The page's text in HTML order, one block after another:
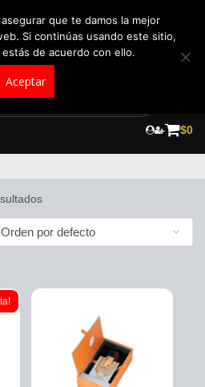
$0
que te damos la mejor
Si continúas usando este sitio,
de acuerdo con ello.
Aceptar